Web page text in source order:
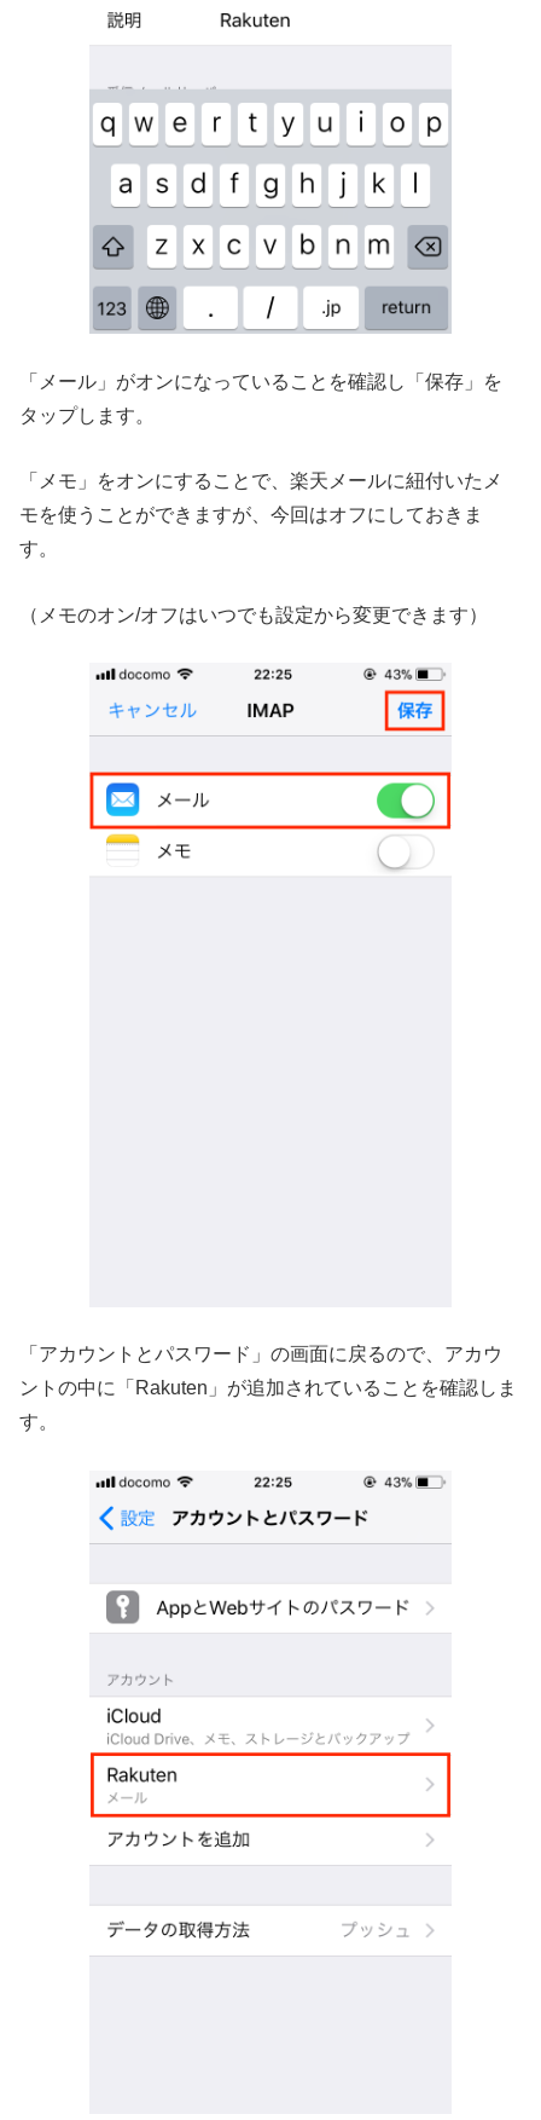
「メール」がオンになっていることを確認し「保存」を
タップします。
「メモ」をオンにすることで、楽天メールに紐付いたメ
モを使うことができますが、今回はオフにしておきま
す。
（メモのオン/オフはいつでも設定から変更できます）
「アカウントとパスワード」の画面に戻るので、アカウ
ントの中に「Rakuten」が追加されていることを確認しま
す。